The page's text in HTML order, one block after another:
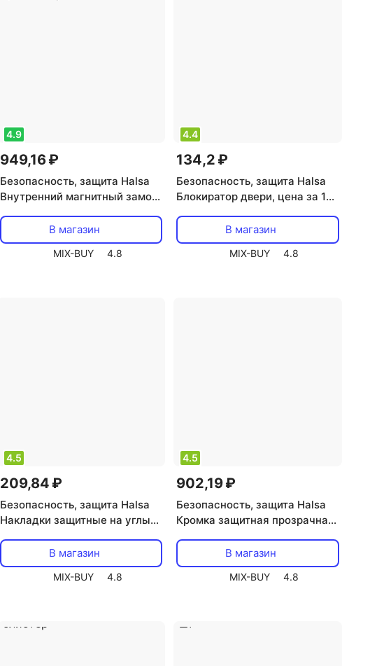
4.9
949,16 ₽
Безопасность, защита Halsa
Внутренний магнитный замок
ящиков 4 шт., цена за 1 упак
В магазин
MIX-BUY 4.8
4.4
134,2 ₽
Безопасность, защита Halsa
Блокиратор двери, цена за 1
В магазин
MIX-BUY 4.8
4.5
209,84 ₽
Безопасность, защита Halsa
Накладки защитные на углы
В магазин
MIX-BUY 4.8
4.5
902,19 ₽
Безопасность, защита Halsa
Кромка защитная прозрачная
В магазин
MIX-BUY 4.8